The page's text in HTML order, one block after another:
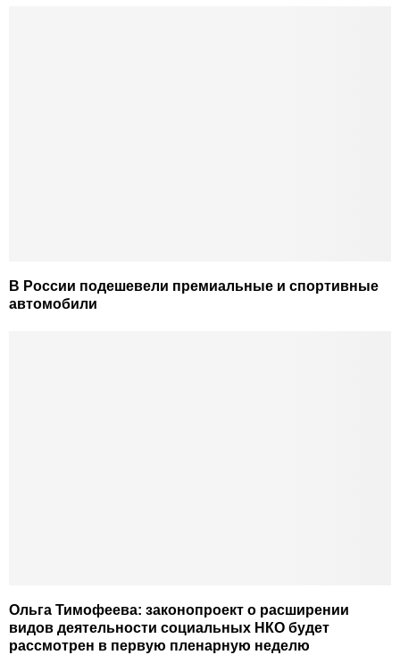
В России подешевели премиальные и спортивные
автомобили
Ольга Тимофеева: законопроект о расширении
видов деятельности социальных НКО будет
рассмотрен в первую пленарную неделю